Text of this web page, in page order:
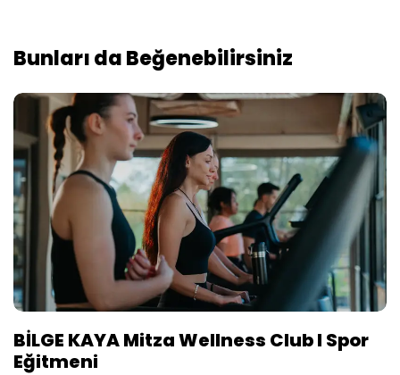
Bunları da Beğenebilirsiniz
BİLGE KAYA Mitza Wellness Club I Spor
Eğitmeni